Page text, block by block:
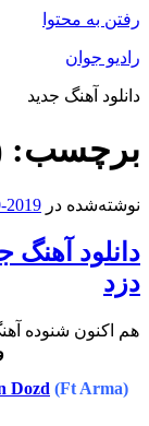
رفتن به محتوا
رادیو جوان
دانلود آهنگ جدید
برچسب:
نوشته‌شده در 2019-10-03
دانلود آهنگ
دزد
هم اکنون شنوده
Dozd (Ft Arma)